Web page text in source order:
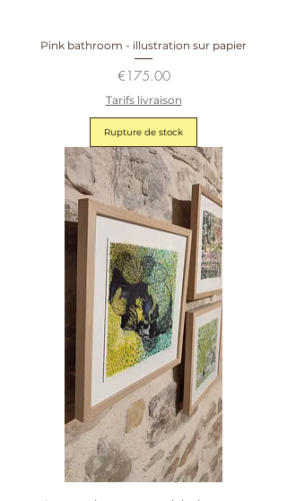
Pink bathroom - illustration sur papier
Prix
€175.00
Tarifs livraison
Rupture de stock